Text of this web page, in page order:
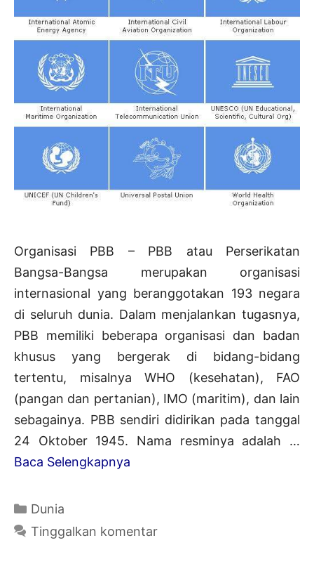
Organisasi PBB – PBB atau Perserikatan
Bangsa-Bangsa merupakan organisasi
internasional yang beranggotakan 193 negara
di seluruh dunia. Dalam menjalankan tugasnya,
PBB memiliki beberapa organisasi dan badan
khusus yang bergerak di bidang-bidang
tertentu, misalnya WHO (kesehatan), FAO
(pangan dan pertanian), IMO (maritim), dan lain
sebagainya. PBB sendiri didirikan pada tanggal
24 Oktober 1945. Nama resminya adalah …
Baca Selengkapnya
Bawah
Kategori
Dunia
Tinggalkan komentar